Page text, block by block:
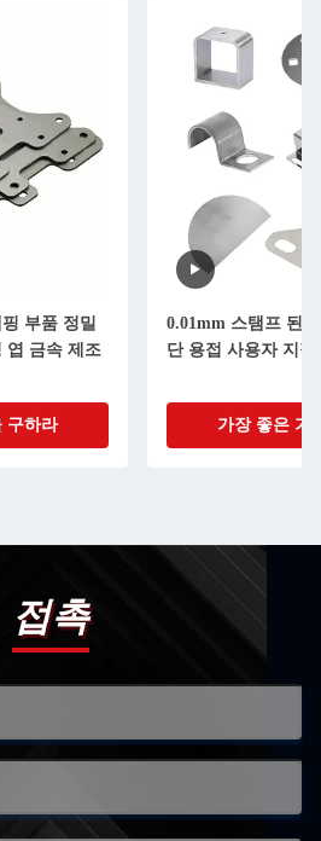
부품 정밀
엽 금속 제조
구하라
0.01mm 스탬프 된
단 용접 사용자 지
가장 좋은 가
접촉